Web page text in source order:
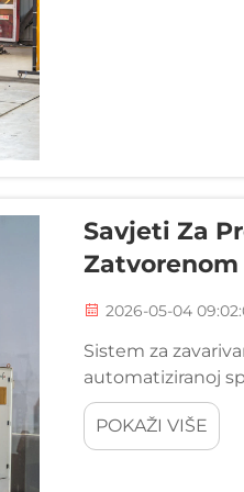
Savjeti Za
Zatvorenom
2026-05-04
Sistem za
automatiziranoj
kvalitetu
zatvorena orbita...
POKAŽI VIŠE